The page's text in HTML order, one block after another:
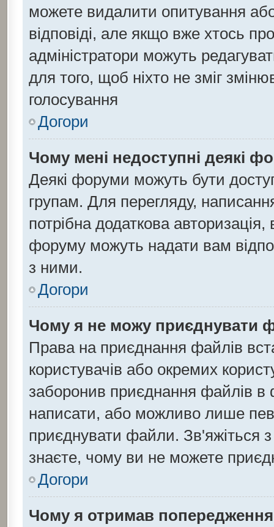
можете видалити опитування або
відповіді, але якщо вже хтось
адміністратори можуть
для того, щоб ніхто не зміг
голосування
Догори
Чому мені недоступні деякі
Деякі форуми можуть бути
групам. Для перегляду,
потрібна додаткова
форуму можуть надати вам
з ними.
Догори
Чому я не можу приєднувати
Права на приєднання файлів
користувачів або окремих
заборонив приєднання файлів в
написати, або можливо лише
приєднувати файли. Зв'яжіться
знаєте, чому ви не можете
Догори
Чому я отримав